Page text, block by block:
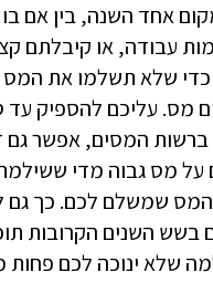
אחד השנה, בין אם בו
עבודה, או קיבלתם
שלא תשלמו את המס
מס. עליכם להספיק עד
ברשות המסים, אפשר גם
על מס גבוה מדי
שמשלם לכם. כך גם
בשש השנים הקרובות
שלא ינוכה לכם פחות